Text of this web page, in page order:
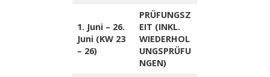
1. Juni – 26.
Juni (KW 23
– 26)
PRÜFUNGSZ
EIT (INKL.
WIEDERHOL
UNGSPRÜFU
NGEN)